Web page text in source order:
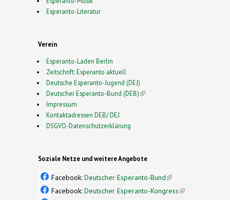
Esperanto-Literatur
Verein
Esperanto-Laden Berlin
Zeitschrift: Esperanto aktuell
Deutsche Esperanto-Jugend (DEJ)
Deutscher Esperanto-Bund (DEB)(link is external)
Impressum
Kontaktadressen DEB/ DEJ
DSGVO-Datenschutzerklärung
Soziale Netze und weitere Angebote
Facebook: Deutscher Esperanto-Bund(link is
external)
Facebook: Deutscher Esperanto-Kongress(link is